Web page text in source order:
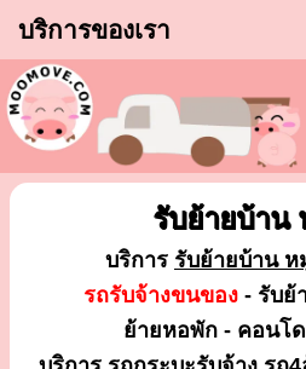
บริการของเรา
รับย้ายบ้าน
บริการ รับย้ายบ้าน ห
รถรับจ้างขนของ - รับย้
ย้ายหอพัก - คอนโ